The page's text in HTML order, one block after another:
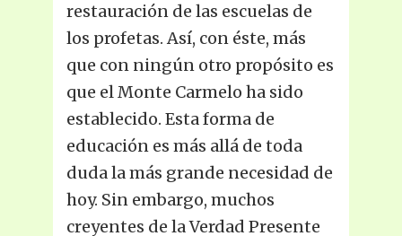
restauración de las escuelas de
los profetas. Así, con éste, más
que con ningún otro propósito es
que el Monte Carmelo ha sido
establecido. Esta forma de
educación es más allá de toda
duda la más grande necesidad de
hoy. Sin embargo, muchos
creyentes de la Verdad Presente